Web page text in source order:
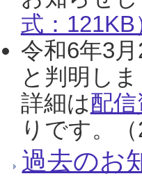
式：121KB
令和6年3
と判明し
詳細は配
りです。（
過去のお